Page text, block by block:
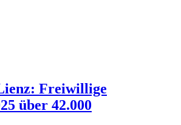
Freiwillige
über 42.000